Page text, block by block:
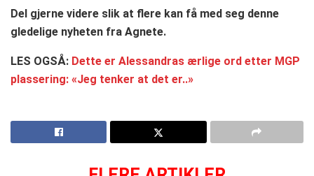
Del gjerne videre slik at flere kan få med seg denne
gledelige nyheten fra Agnete.
LES OGSÅ: Dette er Alessandras ærlige ord etter MGP
plassering: «Jeg tenker at det er..»